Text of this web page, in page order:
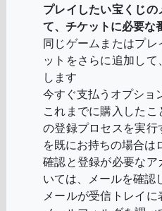
プレイしたい宝くじ
て、チケットに必要な
同じゲームまたはプ
ットをさらに追加し
します
今すぐ支払うオプショ
これまでに購入した
の登録プロセスを実行
を既にお持ちの場合は
確認と登録が必要な
いては、メールを確認
メールが受信トレイ